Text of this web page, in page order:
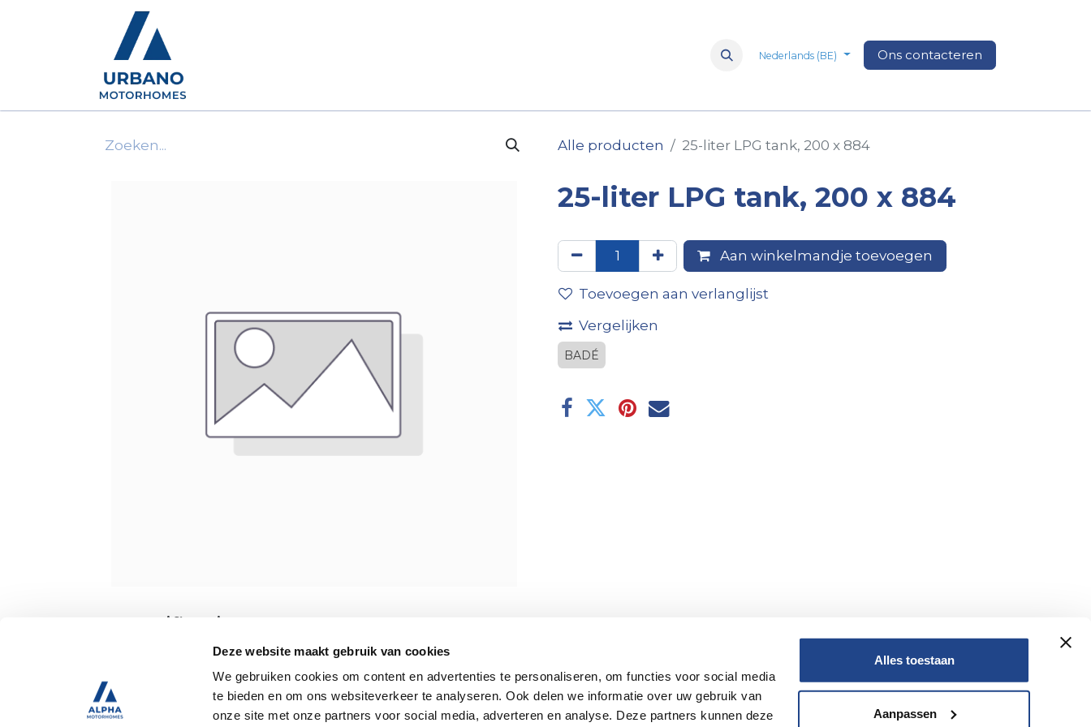
Deze website maakt gebruik van cookies
We gebruiken cookies om content en advertenties te personaliseren, om functies voor social media
te bieden en om ons websiteverkeer te analyseren. Ook delen we informatie over uw gebruik van
onze site met onze partners voor social media, adverteren en analyse. Deze partners kunnen deze
Alles toestaan
Aanpassen
Merken Over Ons Media Veelgestelde vragen
Nederlands (BE) Ons contacteren
Alle producten 25-liter LPG tank, 200 x 884
25-liter LPG tank, 200 x 884
Aan winkelmandje toevoegen
Toevoegen aan verlanglijst
Vergelijken
BADÉ
Specificaties
Tweedehands Nee
Nee